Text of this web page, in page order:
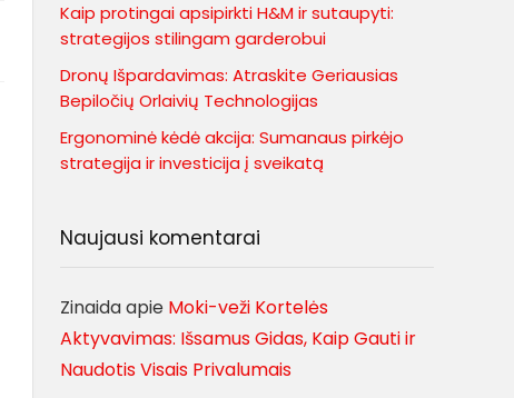
Kaip protingai apsipirkti H&M ir sutaupyti:
strategijos stilingam garderobui
Dronų Išpardavimas: Atraskite Geriausias
Bepiločių Orlaivių Technologijas
Ergonominė kėdė akcija: Sumanaus pirkėjo
strategija ir investicija į sveikatą
Naujausi komentarai
Zinaidaapie Moki-veži Kortelės
Aktyvavimas: Išsamus Gidas, Kaip Gauti ir
Naudotis Visais Privalumais